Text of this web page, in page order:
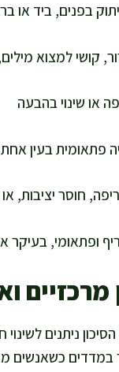
בפנים, ביד או
קושי למצוא
או שינוי בהבעה
פתאומית בעין אחת
חוסר יציבות,
ופתאומי, בעיקר
ניתנים
במדדים כשאנשים